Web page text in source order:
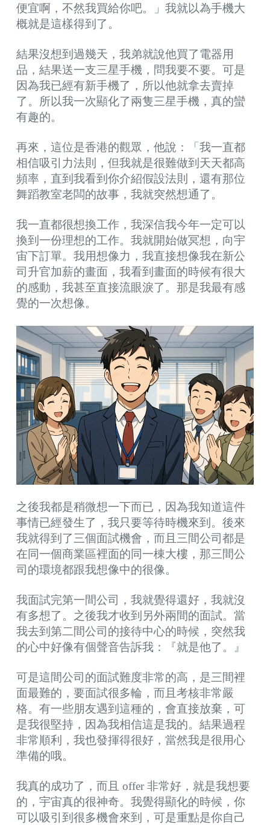
便宜啊，不然我買給你吧。」我就以為手機大
概就是這樣得到了。
結果沒想到過幾天，我弟就說他買了電器用
品，結果送一支三星手機，問我要不要。可是
因為我已經有新手機了，所以他就拿去賣掉
了。所以我一次顯化了兩隻三星手機，真的蠻
有趣的。
再來，這位是香港的觀眾，他說：「我一直都
相信吸引力法則，但我就是很難做到天天都高
頻率，直到我看到你介紹假設法則，還有那位
舞蹈教室老闆的故事，我就突然想通了。
我一直都很想換工作，我深信我今年一定可以
換到一份理想的工作。我就開始做冥想，向宇
宙下訂單。我用想像力，我直接想像我在新公
司升官加薪的畫面，我看到畫面的時候有很大
的感動，我甚至直接流眼淚了。那是我最有感
覺的一次想像。
之後我都是稍微想一下而已，因為我知道這件
事情已經發生了，我只要等待時機來到。後來
我就得到了三個面試機會，而且三間公司都是
在同一個商業區裡面的同一棟大樓，那三間公
司的環境都跟我想像中的很像。
我面試完第一間公司，我就覺得還好，我就沒
有多想了。之後我才收到另外兩間的面試。當
我去到第二間公司的接待中心的時候，突然我
的心中好像有個聲音告訴我：『就是他了。』
可是這間公司的面試難度非常的高，是三間裡
面最難的，要面試很多輪，而且考核非常嚴
格。有一些朋友遇到這種的，會直接放棄，可
是我很堅持，因為我相信這是我的。結果過程
非常順利，我也發揮得很好，當然我是很用心
準備的哦。
我真的成功了，而且 offer 非常好，就是我想要
的，宇宙真的很神奇。我覺得顯化的時候，你
可以吸引到很多機會來到，可是重點是你自己